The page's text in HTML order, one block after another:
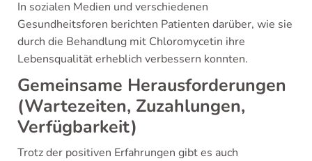
In sozialen Medien und verschiedenen
Gesundheitsforen berichten Patienten darüber, wie sie
durch die Behandlung mit Chloromycetin ihre
Lebensqualität erheblich verbessern konnten.
Gemeinsame Herausforderungen
(Wartezeiten, Zuzahlungen,
Verfügbarkeit)
Trotz der positiven Erfahrungen gibt es auch